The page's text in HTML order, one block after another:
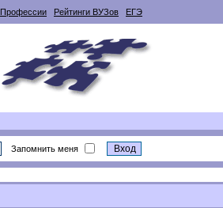
Профессии Рейтинги ВУЗов ЕГЭ
Запомнить меня